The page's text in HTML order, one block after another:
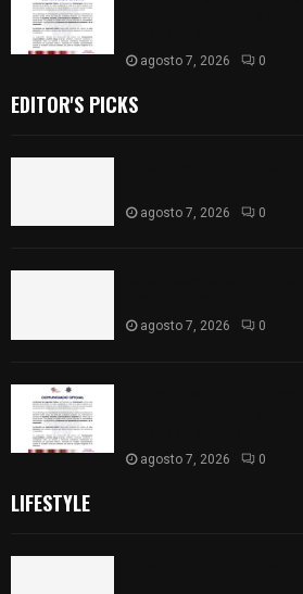
agosto 7, 2026 0
EDITOR'S PICKS
agosto 7, 2026 0
agosto 7, 2026 0
agosto 7, 2026 0
LIFESTYLE